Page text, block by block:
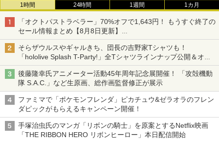
1時間 24時間 1週間 1カ月
「オクトパストラベラー」70%オフで1,643円！ もうすぐ終了の
セール情報まとめ【8月8日更新】
ニンテンドーeショップでは「大神 絶景版」が67%オフで990円
そらザウルスやギャルきち、団長の吉野家Tシャツも！
「hololive Splash T-Party!」全Tシャツラインナップ公開＆オン
ライン販売開始
後藤隆幸氏アニメーター活動45年周年記念展開催！ 「攻殻機動
隊 S.A.C.」など生原画、総作画監督修正が展示
ファミマで「ポケモンフレンダ」ピカチュウ&ゼラオラのフレン
ダピックがもらえるキャンペーン開催！
手塚治虫氏のマンガ「リボンの騎士」を原案とするNetflix映画
「THE RIBBON HERO リボンヒーロー」本日配信開始